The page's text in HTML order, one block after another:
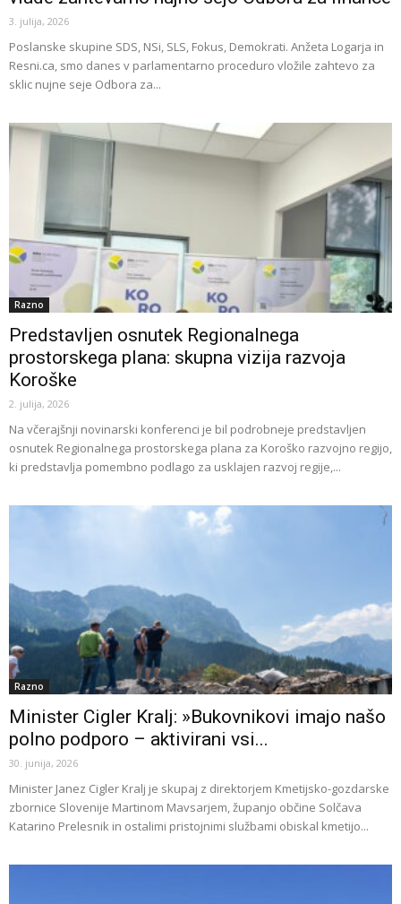
3. julija, 2026
Poslanske skupine SDS, NSi, SLS, Fokus, Demokrati. Anžeta Logarja in
Resni.ca, smo danes v parlamentarno proceduro vložile zahtevo za
sklic nujne seje Odbora za...
Razno
Predstavljen osnutek Regionalnega
prostorskega plana: skupna vizija razvoja
Koroške
2. julija, 2026
Na včerajšnji novinarski konferenci je bil podrobneje predstavljen
osnutek Regionalnega prostorskega plana za Koroško razvojno regijo,
ki predstavlja pomembno podlago za usklajen razvoj regije,...
Razno
Minister Cigler Kralj: »Bukovnikovi imajo našo
polno podporo – aktivirani vsi...
30. junija, 2026
Minister Janez Cigler Kralj je skupaj z direktorjem Kmetijsko-gozdarske
zbornice Slovenije Martinom Mavsarjem, županjo občine Solčava
Katarino Prelesnik in ostalimi pristojnimi službami obiskal kmetijo...